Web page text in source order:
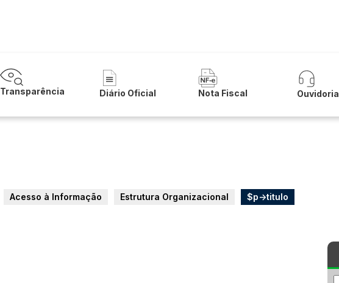
Transparência Diário Oficial Nota Fiscal Ouvidoria
Acesso à Informação Estrutura Organizacional $p->titulo